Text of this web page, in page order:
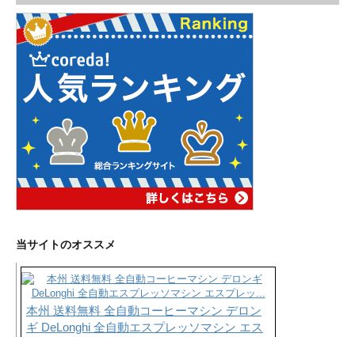
当サイトのオススメ
本州 送料無料 全自動コーヒーマシン デロン
ギ DeLonghi 全自動エスプレッソマシン エス